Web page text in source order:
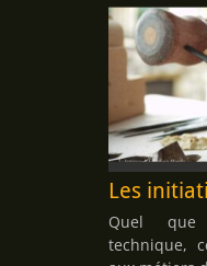
Les
Quel
technique,